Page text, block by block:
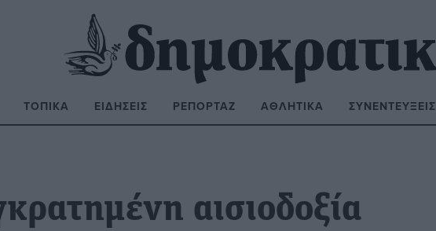
ΤΟΠΙΚΆ ΕΙΔΉΣΕΙΣ ΡΕΠΟΡΤΆΖ ΑΘΛΗΤΙΚΆ ΣΥΝΕΝΤΕΎΞΕΙΣ
αισιοδοξία